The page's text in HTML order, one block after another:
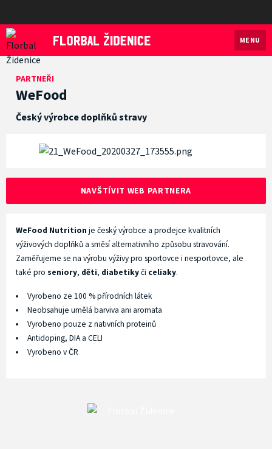
Florbal Židenice
MENU
PARTNEŘI
WeFood
Český výrobce doplňků stravy
NAVŠTÍVIT WEB PARTNERA
WeFood Nutrition je český výrobce a prodejce kvalitních
výživových doplňků a směsí alternativního způsobu stravování.
Zaměřujeme se na výrobu výživy pro sportovce i nesportovce, ale
také pro seniory, děti, diabetikyči celiaky.
Vyrobeno ze 100 % přírodních látek
Neobsahuje umělá barviva ani aromata
Vyrobeno pouze z nativních proteinů
Antidoping, DIA a CELI
Vyrobeno v ČR